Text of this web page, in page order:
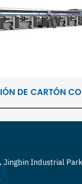
DE CARTÓN
Jingbin Industrial